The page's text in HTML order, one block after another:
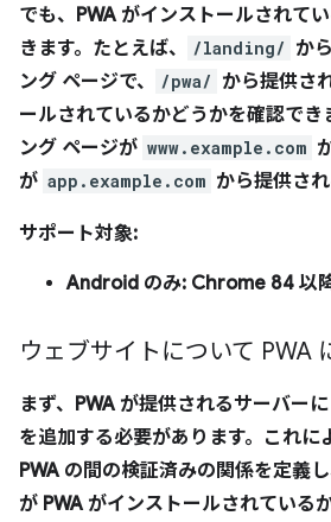
でも、PWA がインストールされて
きます。たとえば、
/landing/ か
ング ページで、
/pwa/ から提供さ
ールされているかどうかを確認でき
ング ページが www.example.com
が app.example.com から提供さ
サポート対象:
Android のみ: Chrome 84 以
ウェブサイトについて PWA
まず、PWA が提供されるサーバー
を追加する必要があります。これに
PWA の間の検証済みの関係を定義
が PWA がインストールされている